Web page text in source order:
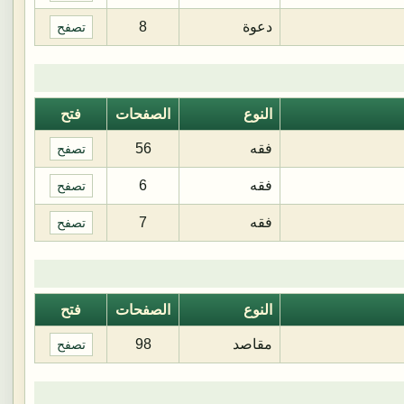
دعوة 8 تصفح
النوع الصفحات فتح
فقه 56 تصفح
فقه 6 تصفح
فقه 7 تصفح
النوع الصفحات فتح
مقاصد 98 تصفح